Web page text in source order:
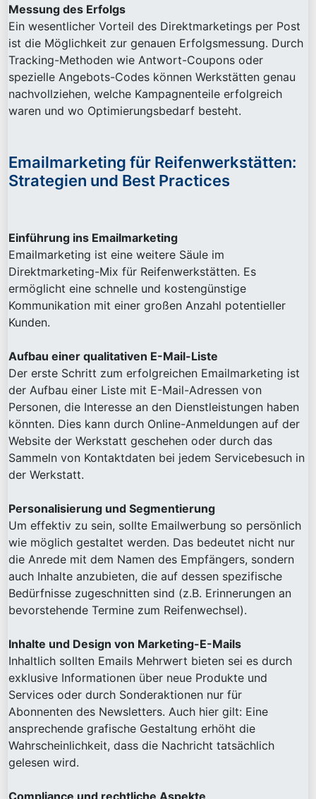
Messung des Erfolgs
Ein wesentlicher Vorteil des Direktmarketings per Post
ist die Möglichkeit zur genauen Erfolgsmessung. Durch
Tracking-Methoden wie Antwort-Coupons oder
spezielle Angebots-Codes können Werkstätten genau
nachvollziehen, welche Kampagnenteile erfolgreich
waren und wo Optimierungsbedarf besteht.
Emailmarketing für Reifenwerkstätten:
Strategien und Best Practices
Einführung ins Emailmarketing
Emailmarketing ist eine weitere Säule im
Direktmarketing-Mix für Reifenwerkstätten. Es
ermöglicht eine schnelle und kostengünstige
Kommunikation mit einer großen Anzahl potentieller
Kunden.
Aufbau einer qualitativen E-Mail-Liste
Der erste Schritt zum erfolgreichen Emailmarketing ist
der Aufbau einer Liste mit E-Mail-Adressen von
Personen, die Interesse an den Dienstleistungen haben
könnten. Dies kann durch Online-Anmeldungen auf der
Website der Werkstatt geschehen oder durch das
Sammeln von Kontaktdaten bei jedem Servicebesuch in
der Werkstatt.
Personalisierung und Segmentierung
Um effektiv zu sein, sollte Emailwerbung so persönlich
wie möglich gestaltet werden. Das bedeutet nicht nur
die Anrede mit dem Namen des Empfängers, sondern
auch Inhalte anzubieten, die auf dessen spezifische
Bedürfnisse zugeschnitten sind (z.B. Erinnerungen an
bevorstehende Termine zum Reifenwechsel).
Inhalte und Design von Marketing-E-Mails
Inhaltlich sollten Emails Mehrwert bieten sei es durch
exklusive Informationen über neue Produkte und
Services oder durch Sonderaktionen nur für
Abonnenten des Newsletters. Auch hier gilt: Eine
ansprechende grafische Gestaltung erhöht die
Wahrscheinlichkeit, dass die Nachricht tatsächlich
gelesen wird.